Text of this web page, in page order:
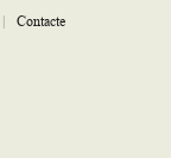
| Contacte
a facebook